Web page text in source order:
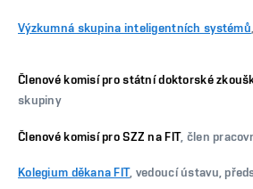
Výzkumná skupina inteligentních systémů
Členové komisí pro státní doktorské
skupiny
Členové komisí pro SZZ na FIT, člen
Kolegium děkana FIT, vedoucí ústavu,